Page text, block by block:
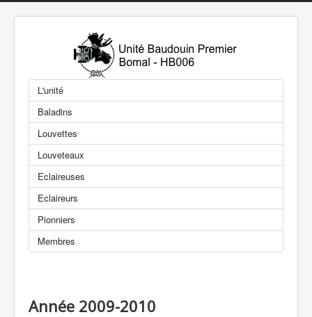
L'unité
Baladins
Louvettes
Louveteaux
Eclaireuses
Eclaireurs
Pionniers
Membres
Année 2009-2010